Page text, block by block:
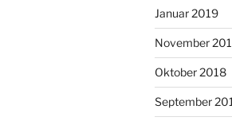
Januar 2019
November
Oktober 2018
September